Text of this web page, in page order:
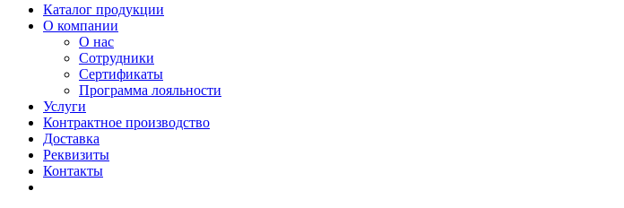
Каталог продукции
О компании
О нас
Сотрудники
Сертификаты
Программа лояльности
Услуги
Контрактное производство
Доставка
Реквизиты
Контакты